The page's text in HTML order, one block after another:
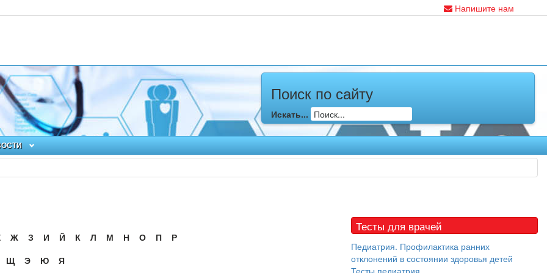
Напишите нам
Поиск по сайту
Искать...
Ж З И Й К Л М Н О П
Р
Щ Э Ю Я
Тесты для врачей
Педиатрия. Профилактика ранних
отклонений в состоянии здоровья детей
Тесты педиатрия